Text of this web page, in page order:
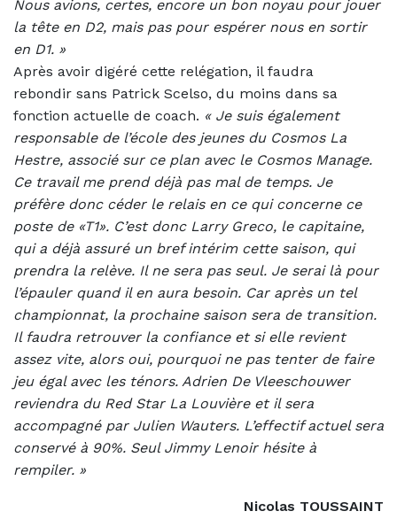
Nous avions, certes, encore un bon noyau pour jouer
la tête en D2, mais pas pour espérer nous en sortir
en D1. »
Après avoir digéré cette relégation, il faudra
rebondir sans Patrick Scelso, du moins dans sa
fonction actuelle de coach. « Je suis également
responsable de l’école des jeunes du Cosmos La
Hestre, associé sur ce plan avec le Cosmos Manage.
Ce travail me prend déjà pas mal de temps. Je
préfère donc céder le relais en ce qui concerne ce
poste de «T1». C’est donc Larry Greco, le capitaine,
qui a déjà assuré un bref intérim cette saison, qui
prendra la relève. Il ne sera pas seul. Je serai là pour
l’épauler quand il en aura besoin. Car après un tel
championnat, la prochaine saison sera de transition.
Il faudra retrouver la confiance et si elle revient
assez vite, alors oui, pourquoi ne pas tenter de faire
jeu égal avec les ténors. Adrien De Vleeschouwer
reviendra du Red Star La Louvière et il sera
accompagné par Julien Wauters. L’effectif actuel sera
conservé à 90%. Seul Jimmy Lenoir hésite à
rempiler. »
Nicolas TOUSSAINT